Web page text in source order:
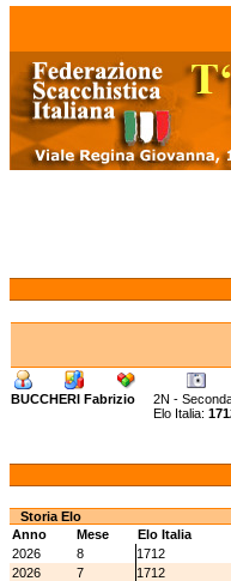
BUCCHERI Fabrizio
2N -
Elo Italia:
Storia Elo
Anno
Mese Elo Italia
2026
8 1712
2026
7 1712